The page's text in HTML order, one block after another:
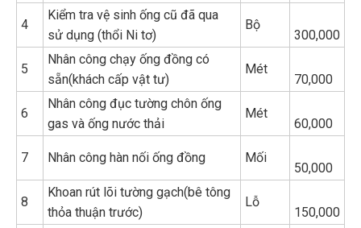
4
Kiểm tra vệ sinh ống cũ đã qua
sử dụng (thổi Ni tơ)
Bộ
300,000
5
Nhân công chạy ống đồng có
sẵn(khách cấp vật tư)
Mét
70,000
6
Nhân công đục tường chôn ống
gas và ống nước thải
Mét
60,000
7 Nhân công hàn nối ống đồng Mối
50,000
8
Khoan rút lõi tường gạch(bê tông
thỏa thuận trước)
Lỗ
150,000